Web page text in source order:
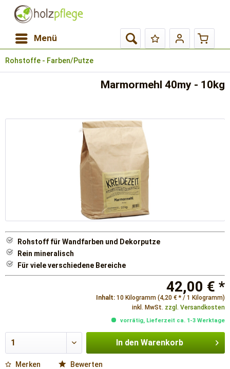
Menü
Rohstoffe - Farben/Putze
Marmormehl 40my - 10kg
Rohstoff für Wandfarben und Dekorputze
Rein mineralisch
Für viele verschiedene Bereiche
42,00 € *
Inhalt: 10 Kilogramm (4,20 € * / 1 Kilogramm)
inkl. MwSt. zzgl. Versandkosten
vorrätig, Lieferzeit ca. 1-3 Werktage
In den Warenkorb
Merken Bewerten